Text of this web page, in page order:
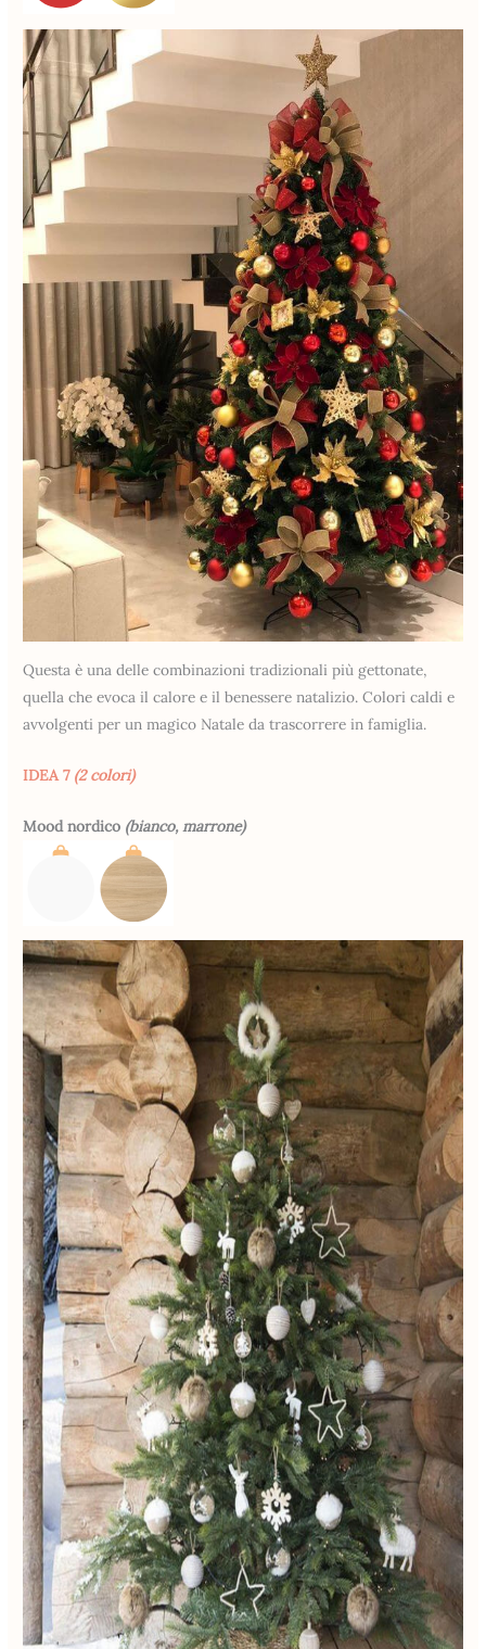
Questa è una delle combinazioni tradizionali più gettonate,
quella che evoca il calore e il benessere natalizio. Colori caldi e
avvolgenti per un magico Natale da trascorrere in famiglia.
IDEA 7 (2 colori)
Mood nordico (bianco, marrone)